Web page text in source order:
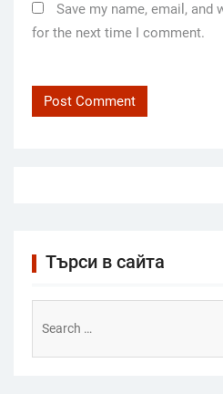
Save my name, email, and
for the next time I comment.
Търси в сайта
for: